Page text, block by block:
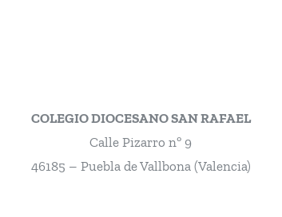
COLEGIO DIOCESANO SAN RAFAEL
Calle Pizarro nº 9
46185 – Puebla de Vallbona (Valencia)